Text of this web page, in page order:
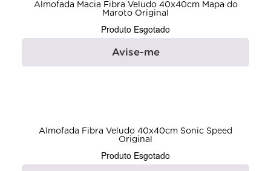
Almofada Macia Fibra Veludo 40x40cm Mapa do
Maroto Original
Produto Esgotado
Avise-me
Almofada Fibra Veludo 40x40cm Sonic Speed
Original
Produto Esgotado